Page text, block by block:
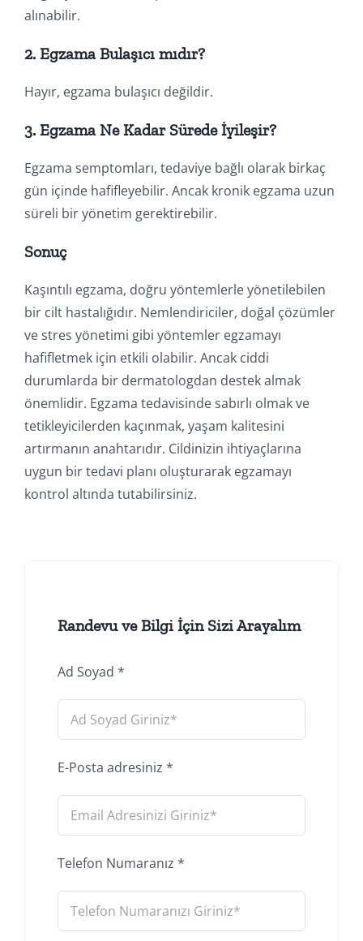
alınabilir.
2. Egzama Bulaşıcı mıdır?
Hayır, egzama bulaşıcı değildir.
3. Egzama Ne Kadar Sürede İyileşir?
Egzama semptomları, tedaviye bağlı olarak birkaç
gün içinde hafifleyebilir. Ancak kronik egzama uzun
süreli bir yönetim gerektirebilir.
Sonuç
Kaşıntılı egzama, doğru yöntemlerle yönetilebilen
bir cilt hastalığıdır. Nemlendiriciler, doğal çözümler
ve stres yönetimi gibi yöntemler egzamayı
hafifletmek için etkili olabilir. Ancak ciddi
durumlarda bir dermatologdan destek almak
önemlidir. Egzama tedavisinde sabırlı olmak ve
tetikleyicilerden kaçınmak, yaşam kalitesini
artırmanın anahtarıdır. Cildinizin ihtiyaçlarına
uygun bir tedavi planı oluşturarak egzamayı
kontrol altında tutabilirsiniz.
Randevu ve Bilgi İçin Sizi Arayalım
Ad Soyad *
E-Posta adresiniz *
Telefon Numaranız *